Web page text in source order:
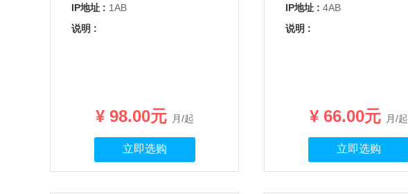
IP地址 : 1AB
说明 :
¥ 98.00元 月/起
立即选购
IP地址 : 4AB
说明 :
¥ 66.00元 月/起
立即选购